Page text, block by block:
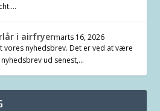
i airfryermarts 16, 2026
vores nyhedsbrev. Det er ved at være
ud senest,…